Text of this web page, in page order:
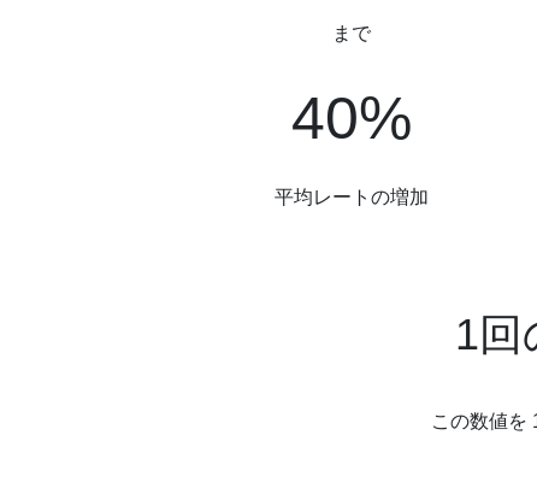
まで
40%
平均レートの増加
1回
この数値を